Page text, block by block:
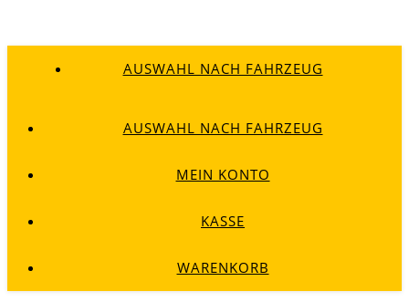
AUSWAHL NACH FAHRZEUG
AUSWAHL NACH FAHRZEUG
MEIN KONTO
KASSE
WARENKORB